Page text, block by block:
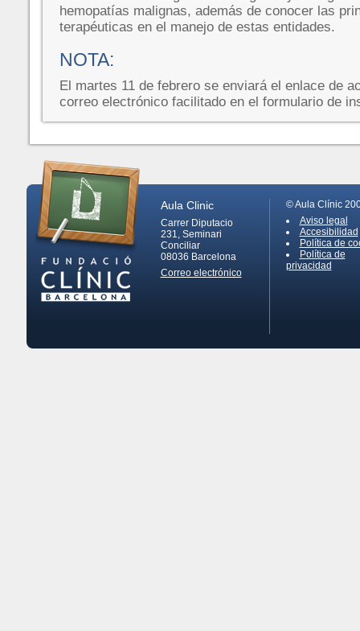
hemopatías malignas, además de conocer las
terapéuticas en el manejo de estas entidades.
NOTA:
El martes 11 de febrero se enviará el enlace de
correo electrónico facilitado en el formulario de
Aula Clinic
Carrer Diputacio
231, Seminari
Conciliar
08036 Barcelona
Correo electrónico
© Aula Clínic
Aviso legal
Accesibilidad
Política de
Política de
privacidad